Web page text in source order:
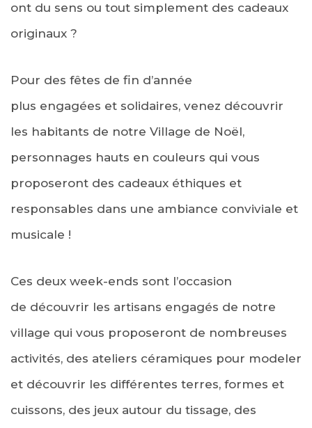
ont du sens ou tout simplement des cadeaux
originaux ?
Pour des fêtes de fin d’année
plus engagées et solidaires, venez découvrir
les habitants de notre Village de Noël,
personnages hauts en couleurs qui vous
proposeront des cadeaux éthiques et
responsables dans une ambiance conviviale et
musicale !
Ces deux week-ends sont l’occasion
de découvrir les artisans engagés de notre
village qui vous proposeront de nombreuses
activités, des ateliers céramiques pour modeler
et découvrir les différentes terres, formes et
cuissons, des jeux autour du tissage, des